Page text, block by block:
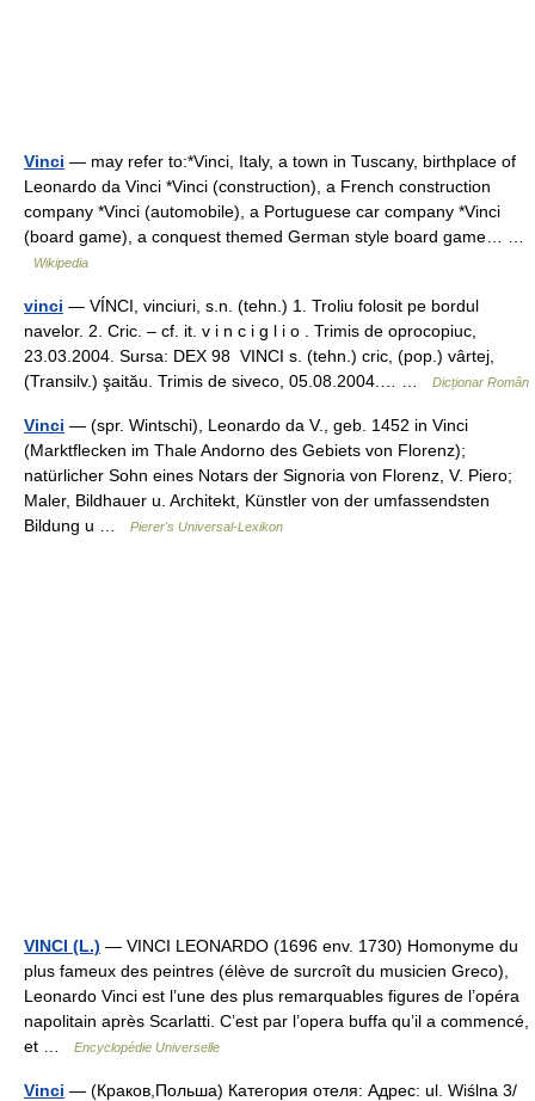
Vinci — may refer to:*Vinci, Italy, a town in Tuscany, birthplace of
Leonardo da Vinci *Vinci (construction), a French construction
company *Vinci (automobile), a Portuguese car company *Vinci
(board game), a conquest themed German style board game… …
Wikipedia
vinci — VÍNCI, vinciuri, s.n. (tehn.) 1. Troliu folosit pe bordul
navelor. 2. Cric. – cf. it. v i n c i g l i o . Trimis de oprocopiuc,
23.03.2004. Sursa: DEX 98 VINCI s. (tehn.) cric, (pop.) vârtej,
(Transilv.) şaitău. Trimis de siveco, 05.08.2004.… …
Dicționar Român
Vinci — (spr. Wintschi), Leonardo da V., geb. 1452 in Vinci
(Marktflecken im Thale Andorno des Gebiets von Florenz);
natürlicher Sohn eines Notars der Signoria von Florenz, V. Piero;
Maler, Bildhauer u. Architekt, Künstler von der umfassendsten
Bildung u …
Pierer's Universal-Lexikon
VINCI (L.) — VINCI LEONARDO (1696 env. 1730) Homonyme du
plus fameux des peintres (élève de surcroît du musicien Greco),
Leonardo Vinci est l’une des plus remarquables figures de l’opéra
napolitain après Scarlatti. C’est par l’opera buffa qu’il a commencé,
et …
Encyclopédie Universelle
Vinci — (Краков,Польша) Категория отеля: Адрес: ul. Wiślna 3/